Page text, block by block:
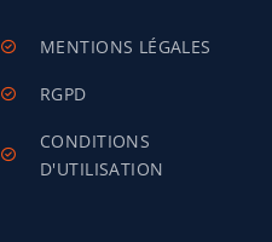
MENTIONS LÉGALES
RGPD
CONDITIONS
D'UTILISATION